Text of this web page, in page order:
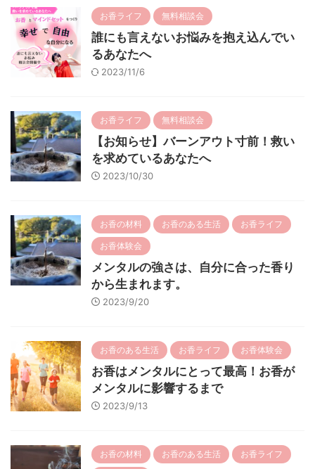
お香ライフ 無料相談会
誰にも言えないお悩みを抱え込んでい
るあなたへ
2023/11/6
お香ライフ 無料相談会
【お知らせ】バーンアウト寸前！救い
を求めているあなたへ
2023/10/30
お香の材料 お香のある生活 お香ライフ
お香体験会
メンタルの強さは、自分に合った香り
から生まれます。
2023/9/20
お香のある生活 お香ライフ お香体験会
お香はメンタルにとって最高！お香が
メンタルに影響するまで
2023/9/13
お香の材料 お香のある生活 お香ライフ